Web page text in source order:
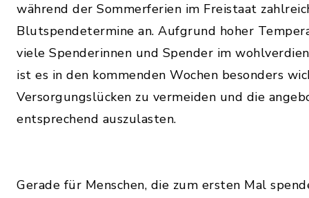
während der Sommerferien im Freistaat
Blutspendetermine an. Aufgrund hoher
viele Spenderinnen und Spender im
ist es in den kommenden Wochen besonders
Versorgungslücken zu vermeiden und die
entsprechend auszulasten.
Gerade für Menschen, die zum ersten Mal